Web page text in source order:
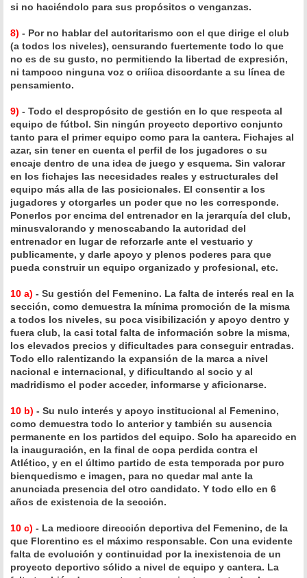
si no haciéndolo para sus propósitos o venganzas.
8) - Por no hablar del autoritarismo con el que dirige el club
(a todos los niveles), censurando fuertemente todo lo que
no es de su gusto, no permitiendo la libertad de expresión,
ni tampoco ninguna voz o criíica discordante a su línea de
pensamiento.
9) - Todo el despropósito de gestión en lo que respecta al
equipo de fútbol. Sin ningún proyecto deportivo conjunto
tanto para el primer equipo como para la cantera. Fichajes al
azar, sin tener en cuenta el perfil de los jugadores o su
encaje dentro de una idea de juego y esquema. Sin valorar
en los fichajes las necesidades reales y estructurales del
equipo más alla de las posicionales. El consentir a los
jugadores y otorgarles un poder que no les corresponde.
Ponerlos por encima del entrenador en la jerarquía del club,
minusvalorando y menoscabando la autoridad del
entrenador en lugar de reforzarle ante el vestuario y
publicamente, y darle apoyo y plenos poderes para que
pueda construir un equipo organizado y profesional, etc.
10 a) - Su gestión del Femenino. La falta de interés real en la
sección, como demuestra la mínima promoción de la misma
a todos los niveles, su poca visibilización y apoyo dentro y
fuera club, la casi total falta de información sobre la misma,
los elevados precios y dificultades para conseguir entradas.
Todo ello ralentizando la expansión de la marca a nivel
nacional e internacional, y dificultando al socio y al
madridismo el poder acceder, informarse y aficionarse.
10 b) - Su nulo interés y apoyo institucional al Femenino,
como demuestra todo lo anterior y también su ausencia
permanente en los partidos del equipo. Solo ha aparecido en
la inauguración, en la final de copa perdida contra el
Atlético, y en el último partido de esta temporada por puro
bienquedismo e imagen, para no quedar mal ante la
anunciada presencia del otro candidato. Y todo ello en 6
años de existencia de la sección.
10 c) - La mediocre dirección deportiva del Femenino, de la
que Florentino es el máximo responsable. Con una evidente
falta de evolución y continuidad por la inexistencia de un
proyecto deportivo sólido a nivel de equipo y cantera. La